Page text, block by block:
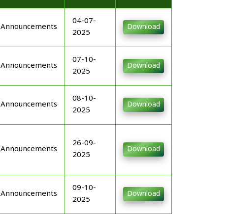
Announcements
04-07-
2025
Download
Announcements
07-10-
2025
Download
Announcements
08-10-
2025
Download
Announcements
26-09-
2025
Download
Announcements
09-10-
2025
Download